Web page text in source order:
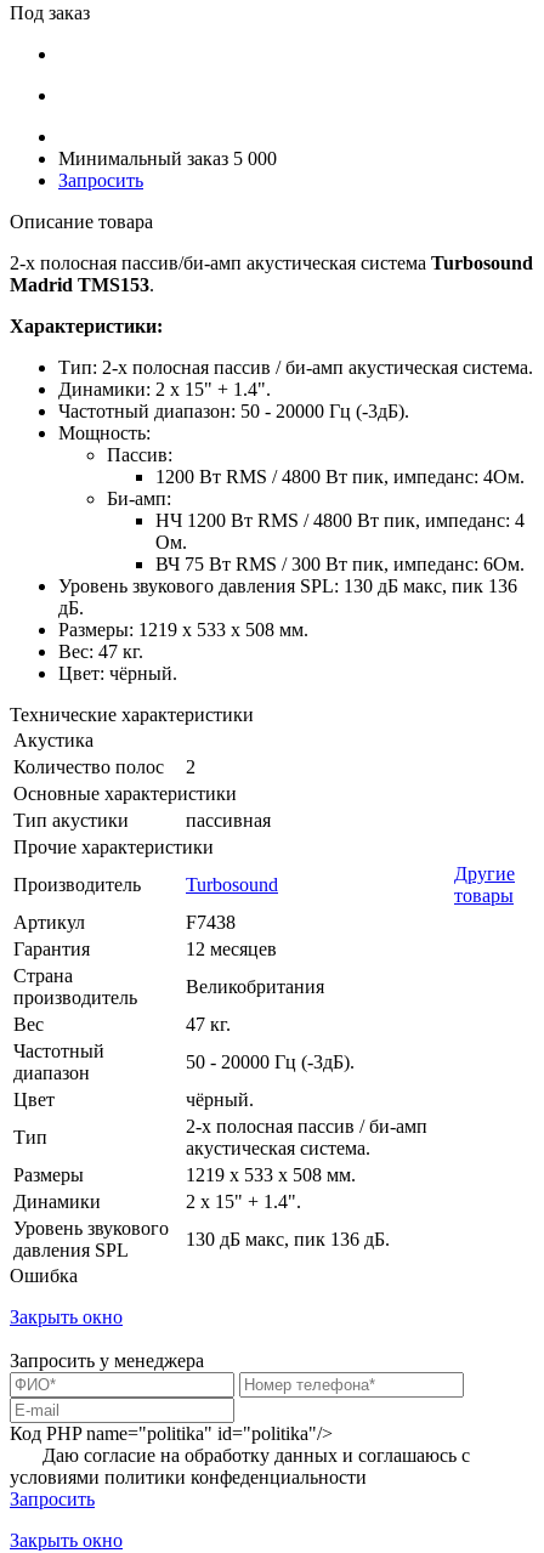
Под заказ
Минимальный заказ 5 000
Запросить
Описание товара
2-х полосная пассив/би-амп акустическая система Turbosound
Madrid TMS153.
Характеристики:
Тип: 2-х полосная пассив / би-амп акустическая система.
Динамики: 2 х 15" + 1.4".
Частотный диапазон: 50 - 20000 Гц (-3дБ).
Мощность:
Пассив:
1200 Вт RMS / 4800 Вт пик, импеданс: 4Ом.
Би-амп:
НЧ 1200 Вт RMS / 4800 Вт пик, импеданс: 4
Ом.
ВЧ 75 Вт RMS / 300 Вт пик, импеданс: 6Ом.
Уровень звукового давления SPL: 130 дБ макс, пик 136
дБ.
Размеры: 1219 x 533 x 508 мм.
Вес: 47 кг.
Цвет: чёрный.
Технические характеристики
Акустика
Количество полос
2
Основные характеристики
Тип акустики
пассивная
Прочие характеристики
Производитель
Turbosound
Другие
товары
Артикул
F7438
Гарантия
12 месяцев
Страна
производитель
Великобритания
Вес
47 кг.
Частотный
диапазон
50 - 20000 Гц (-3дБ).
Цвет
чёрный.
Тип
2-х полосная пассив / би-амп
акустическая система.
Размеры
1219 x 533 x 508 мм.
Динамики
2 х 15" + 1.4".
Уровень звукового
давления SPL
130 дБ макс, пик 136 дБ.
Ошибка
Закрыть окно
Запросить у менеджера
Код PHPname="politika" id="politika"/>
Даю согласие на обработку данных и соглашаюсь с
условиями политики конфеденциальности
Запросить
Закрыть окно